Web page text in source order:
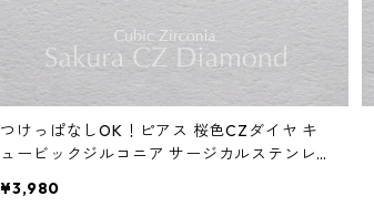
つけっぱなしOK！ピアス 桜色CZダイヤ キ
ュービックジルコニア サージカルステンレス
アス スキンジュエリー
¥3,980